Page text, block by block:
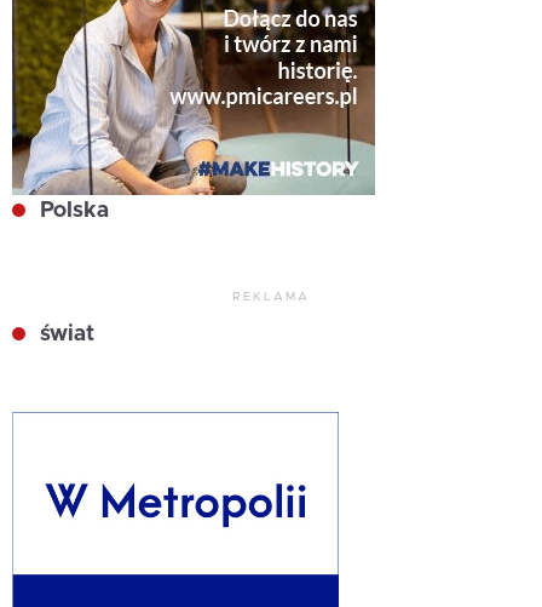
Polska
REKLAMA
świat